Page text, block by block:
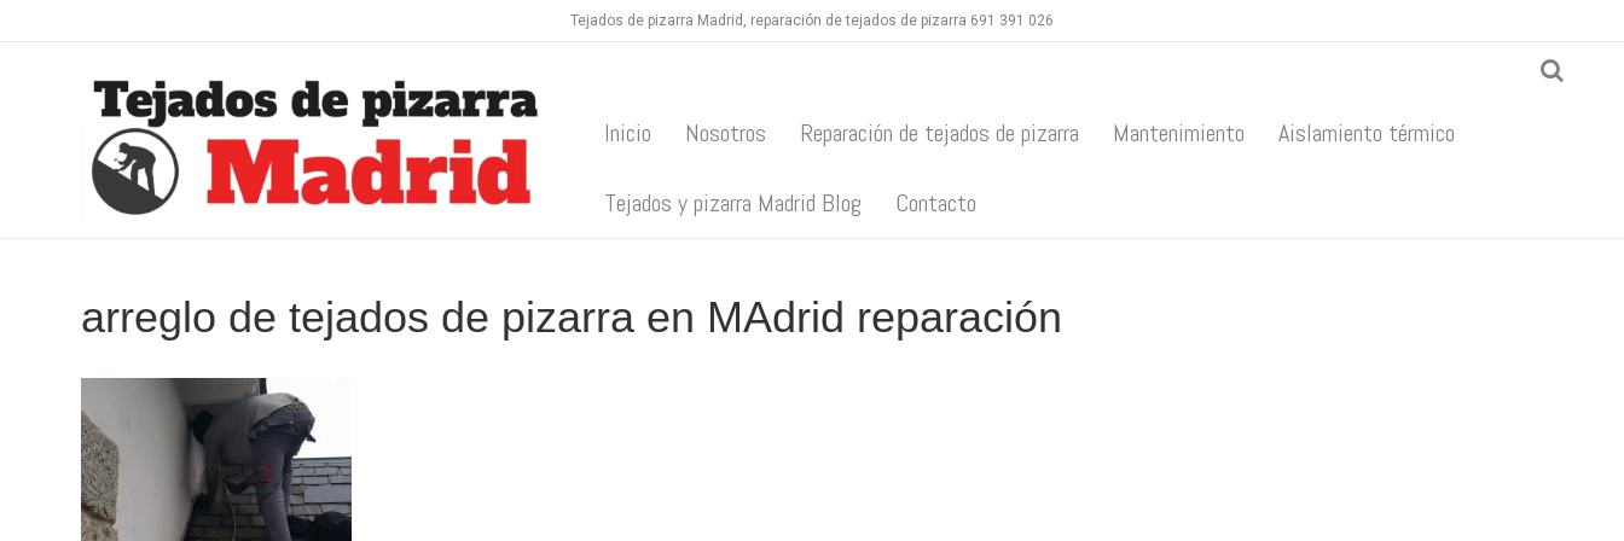
Tejados de pizarra Madrid, reparación de tejados de pizarra 691 391 026
Inicio Nosotros Reparación de tejados de pizarra Mantenimiento Aislamiento térmico
Tejados y pizarra Madrid Blog Contacto
arreglo de tejados de pizarra en MAdrid reparación